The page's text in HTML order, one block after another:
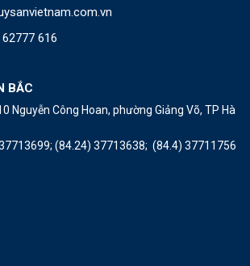
616
BẮC
Nguyễn Công Hoan, phường Giảng Võ, TP Hà
(84.24) 37713638; (84.4) 37711756